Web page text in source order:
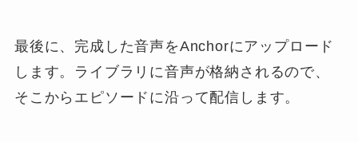
最後に、完成した音声をAnchorにアップロード
します。ライブラリに音声が格納されるので、
そこからエピソードに沿って配信します。